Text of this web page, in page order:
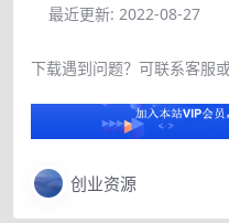
最近更新: 2022-08-27
下载遇到问题？可联系客服
创业资源